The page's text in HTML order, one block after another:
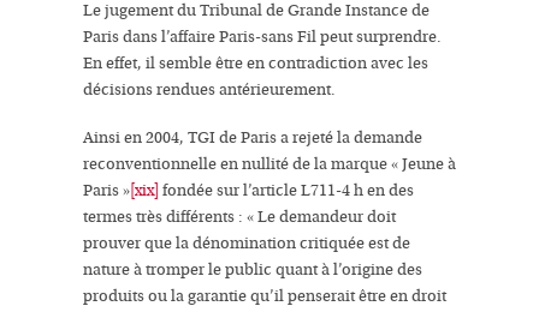
Le jugement du Tribunal de Grande Instance de
Paris dans l’affaire Paris-sans Fil peut surprendre.
En effet, il semble être en contradiction avec les
décisions rendues antérieurement.
Ainsi en 2004, TGI de Paris a rejeté la demande
reconventionnelle en nullité de la marque « Jeune à
Paris »[xix] fondée sur l’article L711-4 h en des
termes très différents : « Le demandeur doit
prouver que la dénomination critiquée est de
nature à tromper le public quant àl’origine des
produitsou la garantie qu’il penserait être en droit